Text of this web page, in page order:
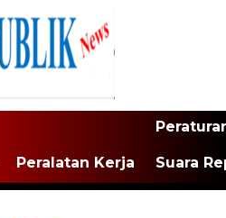
Peralatan Kerja Suara